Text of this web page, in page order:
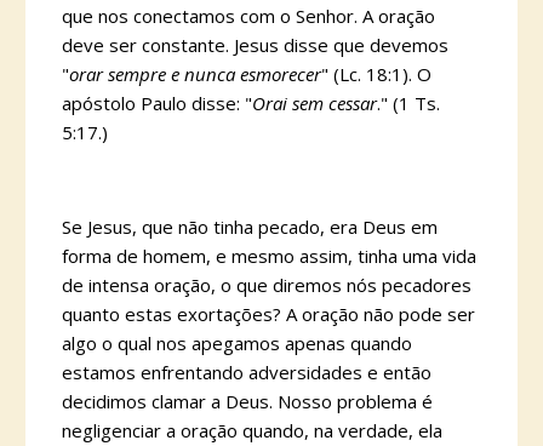
que nos conectamos com o Senhor. A oração
deve ser constante. Jesus disse que devemos
"orar sempre e nunca esmorecer" (Lc. 18:1). O
apóstolo Paulo disse: "Orai sem cessar." (1 Ts.
5:17.)
Se Jesus, que não tinha pecado, era Deus em
forma de homem, e mesmo assim, tinha uma vida
de intensa oração, o que diremos nós pecadores
quanto estas exortações? A oração não pode ser
algo o qual nos apegamos apenas quando
estamos enfrentando adversidades e então
decidimos clamar a Deus. Nosso problema é
negligenciar a oração quando, na verdade, ela